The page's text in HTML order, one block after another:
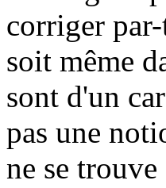
corriger
soit même
sont d'un
pas une
ne se